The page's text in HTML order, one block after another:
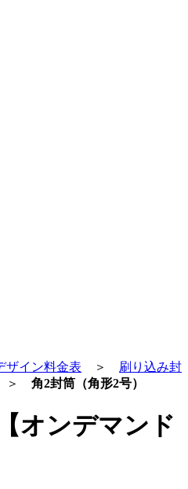
ザイン料金表 ＞ 刷り込み封
＞ 角2封筒（角形2号）
オンデマンド